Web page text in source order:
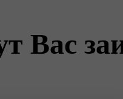
Вас